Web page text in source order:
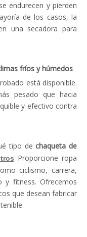
endurecen y pierden
de los casos, la
una secadora para
fríos y húmedos
está disponible.
pesado que hacia
y efectivo contra
tipo dechaqueta de
Proporcione ropa
ciclismo, carrera,
y fitness. Ofrecemos
que desean fabricar